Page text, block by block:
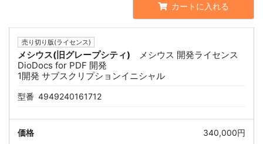
カートに入れる
売り切り版(ライセンス)
メシウス(旧グレープシティ)
メシウス 開発ライセンス
DioDocs for PDF 開発
1開発 サブスクリプションイニシャル
型番 4949240161712
340,000円